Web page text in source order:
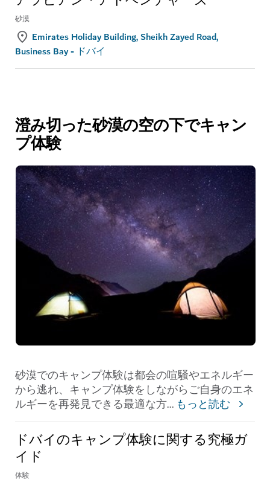
砂漠
Emirates Holiday Building, Sheikh Zayed Road,
Business Bay - ドバイ
澄み切った砂漠の空の下でキャン
プ体験
砂漠でのキャンプ体験は都会の喧騒やエネルギー
から逃れ、キャンプ体験をしながらご自身のエネ
ルギーを再発見できる最適な方... もっと読む
ドバイのキャンプ体験に関する究極ガ
イド
体験